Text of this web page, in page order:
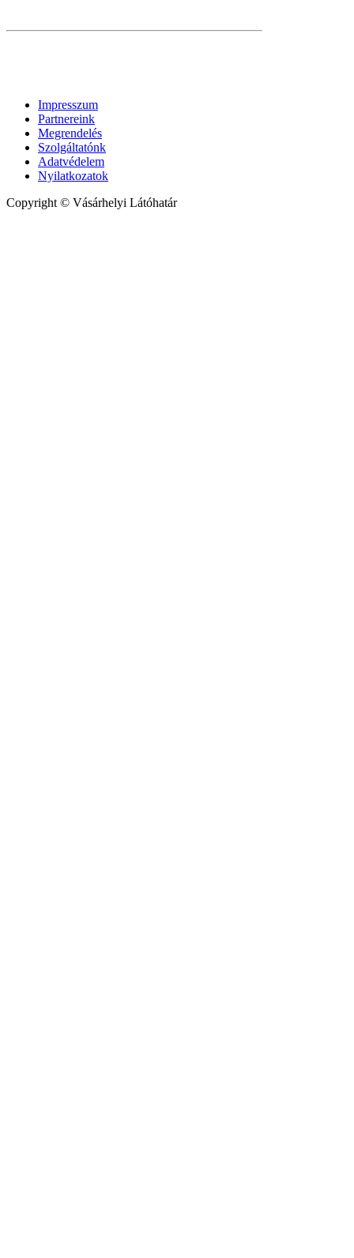
Impresszum
Partnereink
Megrendelés
Szolgáltatónk
Adatvédelem
Nyilatkozatok
Copyright © Vásárhelyi Látóhatár